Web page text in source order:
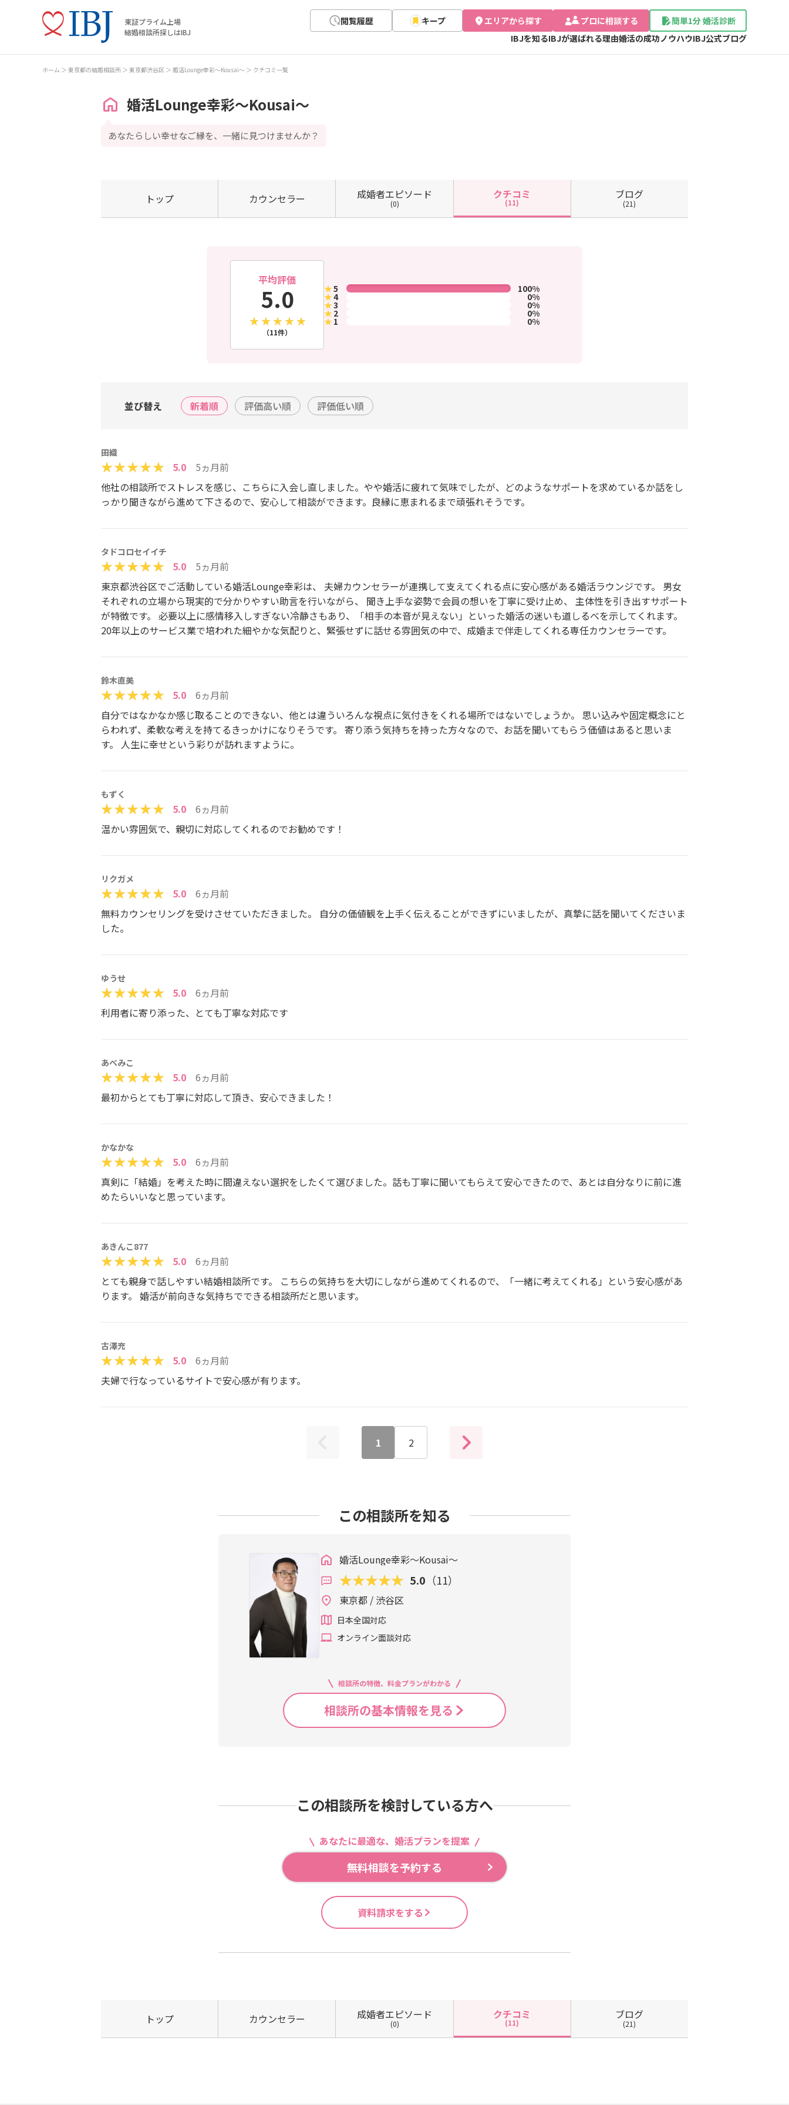
東証プライム上場
結婚相談所探しはIBJ
閲覧履歴 キープ エリアから探す プロに相談する
簡単1分 婚活診断
IBJを知るIBJが選ばれる理由婚活の成功ノウハウIBJ公式ブログ
ホーム 東京都の結婚相談所 東京都渋谷区 婚活Lounge幸彩～Kousai～ クチコミ一覧
婚活Lounge幸彩～Kousai～
あなたらしい幸せなご縁を、一緒に見つけませんか？
トップ カウンセラー 成婚者エピソード
(0)
クチコミ
(11)
ブログ
(21)
平均評価
5.0
（11件）
★5 100%
★4 0%
★3 0%
★ 2 0%
★ 1 0%
並び替え 新着順 評価高い順 評価低い順
田織
5.0
5ヵ月前
他社の相談所でストレスを感じ、こちらに入会し直しました。やや婚活に疲れて気味でしたが、どのようなサポートを求めているか話をし
っかり聞きながら進めて下さるので、安心して相談ができます。良縁に恵まれるまで頑張れそうです。
タドコロセイイチ
5.0
5ヵ月前
東京都渋谷区でご活動している婚活Lounge幸彩は、 夫婦カウンセラーが連携して支えてくれる点に安心感がある婚活ラウンジです。 男女
それぞれの立場から現実的で分かりやすい助言を行いながら、 聞き上手な姿勢で会員の想いを丁寧に受け止め、 主体性を引き出すサポート
が特徴です。 必要以上に感情移入しすぎない冷静さもあり、「相手の本音が見えない」といった婚活の迷いも道しるべを示してくれます。
20年以上のサービス業で培われた細やかな気配りと、緊張せずに話せる雰囲気の中で、成婚まで伴走してくれる専任カウンセラーです。
鈴木直美
5.0
6ヵ月前
自分ではなかなか感じ取ることのできない、他とは違ういろんな視点に気付きをくれる場所ではないでしょうか。 思い込みや固定概念にと
らわれず、柔軟な考えを持てるきっかけになりそうです。 寄り添う気持ちを持った方々なので、お話を聞いてもらう価値はあると思いま
す。 人生に幸せという彩りが訪れますように。
もずく
5.0
6ヵ月前
温かい雰囲気で、親切に対応してくれるのでお勧めです！
リクガメ
5.0
6ヵ月前
無料カウンセリングを受けさせていただきました。 自分の価値観を上手く伝えることができずにいましたが、真摯に話を聞いてくださいま
した。
ゆうせ
5.0
6ヵ月前
利用者に寄り添った、とても丁寧な対応です
あべみこ
5.0
6ヵ月前
最初からとても丁寧に対応して頂き、安心できました！
かなかな
5.0
6ヵ月前
真剣に「結婚」を考えた時に間違えない選択をしたくて選びました。話も丁寧に聞いてもらえて安心できたので、あとは自分なりに前に進
めたらいいなと思っています。
あきんこ877
5.0
6ヵ月前
とても親身で話しやすい結婚相談所です。 こちらの気持ちを大切にしながら進めてくれるので、「一緒に考えてくれる」という安心感があ
ります。 婚活が前向きな気持ちでできる相談所だと思います。
古澤充
5.0
6ヵ月前
夫婦で行なっているサイトで安心感が有ります。
1 2
この相談所を知る
婚活Lounge幸彩～Kousai～
5.0 （11）
東京都 / 渋谷区
日本全国対応
オンライン面談対応
相談所の特徴、料金プランがわかる
相談所の基本情報を見る
この相談所を検討している方へ
あなたに最適な、婚活プランを提案
無料相談を予約する
資料請求をする
トップ カウンセラー 成婚者エピソード
(0)
クチコミ
(11)
ブログ
(21)